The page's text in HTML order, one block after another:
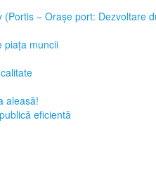
– Orașe port: Dezvoltare
piața muncii
aleasă!
eficientă